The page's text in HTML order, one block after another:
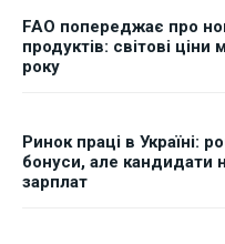
FAO попереджає про
продуктів: світові
року
Ринок праці в Україні:
бонуси, але кандидати
зарплат